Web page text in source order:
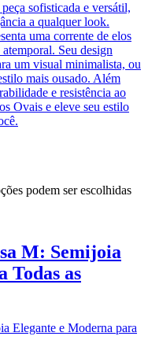
sofisticada e versátil,
a qualquer look.
uma corrente de elos
Seu design
um visual minimalista, ou
mais ousado. Além
e resistência ao
Ovais e eleve seu estilo
podem ser escolhidas
M: Semijoia
Todas as